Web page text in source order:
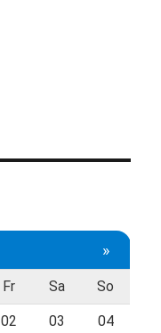
»
Fr Sa So
02 03 04